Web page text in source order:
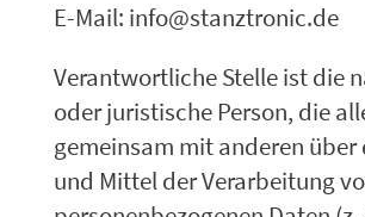
E-Mail: info@stanztronic.de
Verantwortliche Stelle ist die
oder juristische Person, die
gemeinsam mit anderen über
und Mittel der Verarbeitung